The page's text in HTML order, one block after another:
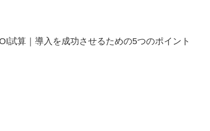
試算｜導入を成功させるための5つのポイント